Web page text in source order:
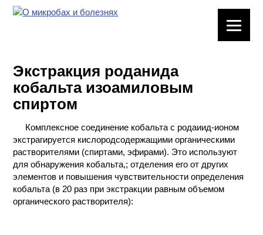
ХИМИЧЕСКАЯ
ПОСУДА
ФАКТОРЫ
МЕТОДЫ
ПРАКТИЧЕСКОЙ
ХИМИИ
Экстракция роданида
кобальта изоамиловым
спиртом
Комплексное соединение кобальта с родаиид-ионом
экстрагируется кислородсодержащими органическими
растворителями (спиртами, эфирами). Это используют
для обнаружения кобальта,; отделения его от других
элементов и повышения чувствительности определения
кобальта (в 20 раз при экстракции равным объемом
органического растворителя):